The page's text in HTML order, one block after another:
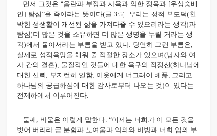
먼저 그것은 “음란과 부정과 사욕과 악한 정욕과 [우상숭배
인] 탐심”을 죽이라는 뜻이다(골 3:5). 우리는 성적 부도덕(천
박한 성생활이 개선된 삶을 가져다줄 수 있으리라는 생각)과
탐심(더 많은 것을 소유하면 더 많은 생명을 누릴 거라는 생
각)에서 돌아서라는 부름을 받고 있다. 당연히 그런 부름은,
실제로 성적욕망을 채워 줄 적절한 장소가 있으며(남자와 여
자 간의 결혼), 물질적인 것들에 대한 욕구의 적정선(하나님에
대한 신뢰, 부지런히 일함, 이웃에게 너그러이 베풂, 그리고
하나님의 공급하심에 대한 감사로부터 나오는 것)이 있다는
전제하에서 이루어진다.
둘째, 바울은 이렇게 말한다. “이제는 너희가 이 모든 것을
벗어 버리라 곧 분함과 노여움과 악의와 비방과 너희 입의 부